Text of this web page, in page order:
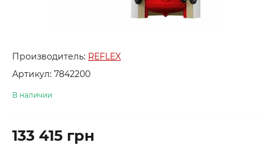
Производитель: REFLEX
Артикул: 7842200
В наличии
133 415 грн